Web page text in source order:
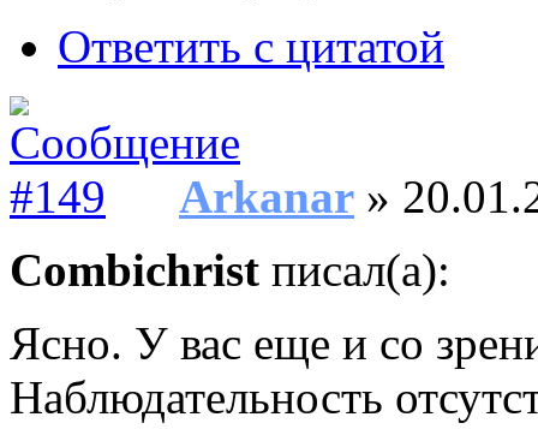
Ответить с цитатой
Arkanar »
Combichrist писал(а):
Ясно. У вас еще и со
Наблюдательность